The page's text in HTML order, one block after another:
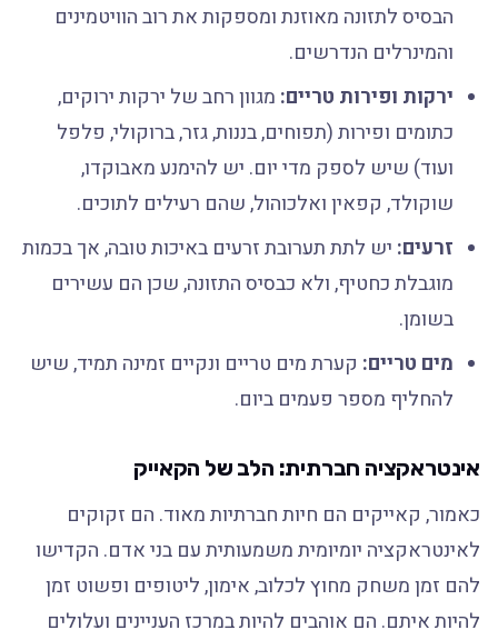
הבסיס לתזונה מאוזנת ומספקות את רוב הוויטמינים
והמינרלים הנדרשים.
ירקות ופירות טריים:מגוון רחב של ירקות ירוקים,
כתומים ופירות (תפוחים, בננות, גזר, ברוקולי, פלפל
ועוד) שיש לספק מדי יום. יש להימנע מאבוקדו,
שוקולד, קפאין ואלכוהול, שהם רעילים לתוכים.
זרעים:יש לתת תערובת זרעים באיכות טובה, אך בכמות
מוגבלת כחטיף, ולא כבסיס התזונה, שכן הם עשירים
בשומן.
מים טריים:קערת מים טריים ונקיים זמינה תמיד, שיש
להחליף מספר פעמים ביום.
אינטראקציה חברתית: הלב של הקאייק
כאמור, קאייקים הם חיות חברתיות מאוד. הם זקוקים
לאינטראקציה יומיומית משמעותית עם בני אדם. הקדישו
להם זמן משחק מחוץ לכלוב, אימון, ליטופים ופשוט זמן
להיות איתם. הם אוהבים להיות במרכז העניינים ועלולים